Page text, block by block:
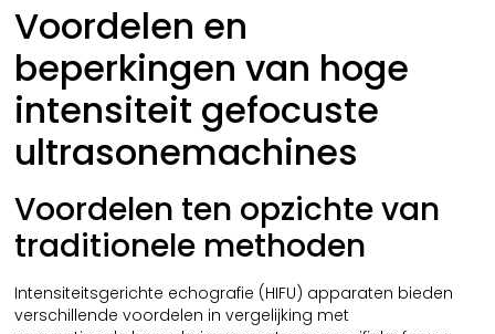
Voordelen en
beperkingen van hoge
intensiteit gefocuste
ultrasonemachines
Voordelen ten opzichte van
traditionele methoden
Intensiteitsgerichte echografie (HIFU) apparaten bieden
verschillende voordelen in vergelijking met